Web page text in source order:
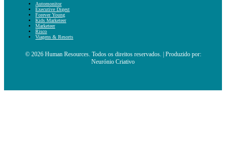
Automonitor
Executive Digest
Forever Young
Kids Marketeer
Marketeer
Risco
Viagens & Resorts
© 2026 Human Resources. Todos os direitos reservados. | Produzido por:
Neurónio Criativo